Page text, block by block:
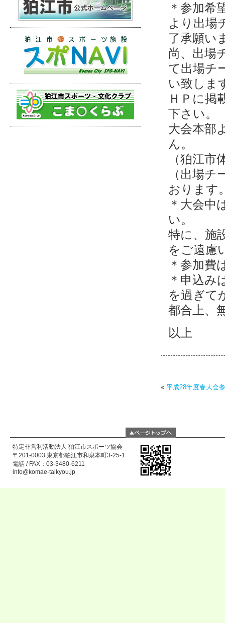
＊参加希
より出場
了承願い
尚、出場
て出場チ
い致しま
ＨＰに掲
下さい。
大会本部
ん。
（狛江
（出場
おります
＊大会中
い。
特に、施
をご遠慮
＊参加費
＊申込み
を過ぎて
都合上、
以上
« 平成28年度春大会
特定非営利活動法人 狛江市スポーツ協会
〒201-0003 東京都狛江市和泉本町3-25-1
電話 / FAX：03-3480-6211
info@komae-taikyou.jp